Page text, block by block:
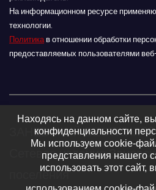
На информационном ресурсе
технологии.
Политикав отношении обработки
предоставляемых пользователями
ЗАНЕВСКИЙ ВЕСТНИК
Сетевое издание
поселения
Находясь на данном сайте,
конфиденциальности
Мы используем cookie-
представления нашего
использовать этот сайт,